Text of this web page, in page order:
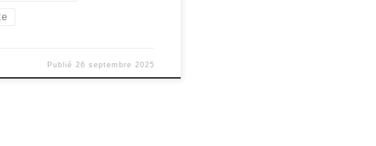
Publié 26 septembre 2025